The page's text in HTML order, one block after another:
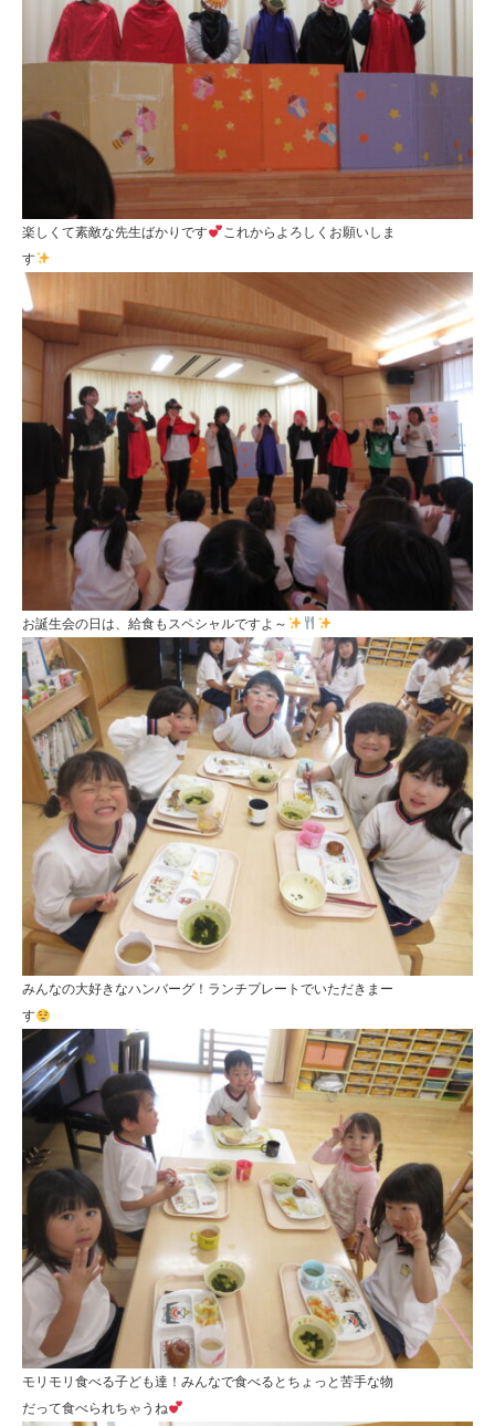
楽しくて素敵な先生ばかりです
これからよろしくお願いしま
す
お誕生会の日は、給食もスペシャルですよ～
みんなの大好きなハンバーグ！ランチプレートでいただきまー
す
モリモリ食べる子ども達！みんなで食べるとちょっと苦手な物
だって食べられちゃうね